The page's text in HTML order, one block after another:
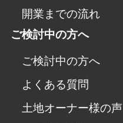
開業までの流れ
ご検討中の方へ
ご検討中の方へ
よくある質問
土地オーナー様の声